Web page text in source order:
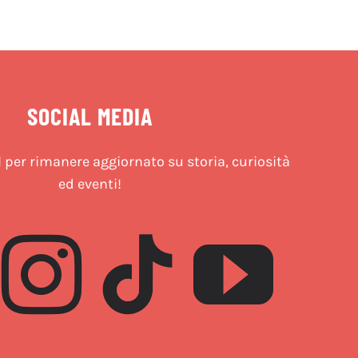
SOCIAL MEDIA
per rimanere aggiornato su storia, curiosità
ed eventi!